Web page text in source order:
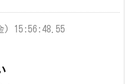
) 15:56:48.55